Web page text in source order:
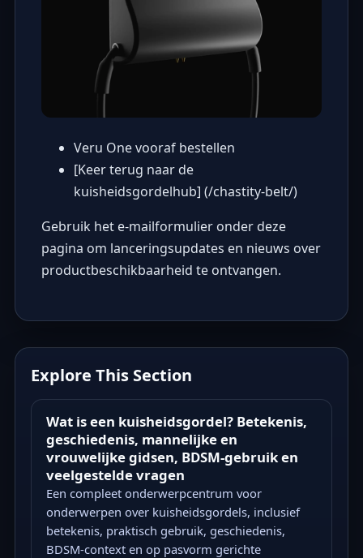
Veru One vooraf bestellen
[Keer terug naar de
kuisheidsgordelhub] (/chastity-belt/)
Gebruik het e-mailformulier onder deze
pagina om lanceringsupdates en nieuws over
productbeschikbaarheid te ontvangen.
Explore This Section
Wat is een kuisheidsgordel? Betekenis,
geschiedenis, mannelijke en
vrouwelijke gidsen, BDSM-gebruik en
veelgestelde vragen
Een compleet onderwerpcentrum voor
onderwerpen over kuisheidsgordels, inclusief
betekenis, praktisch gebruik, geschiedenis,
BDSM-context en op pasvorm gerichte